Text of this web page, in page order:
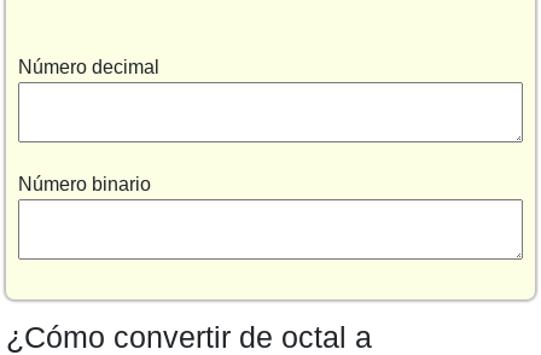
Número decimal
Número binario
¿Cómo convertir de octal a